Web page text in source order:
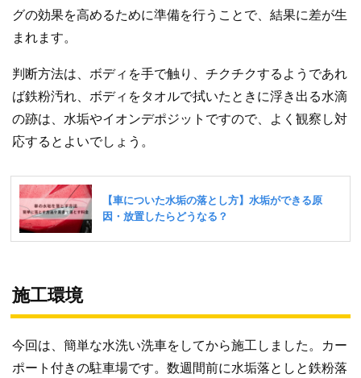
グの効果を高めるために準備を行うことで、結果に差が生
まれます。
判断方法は、ボディを手で触り、チクチクするようであれ
ば鉄粉汚れ、ボディをタオルで拭いたときに浮き出る水滴
の跡は、水垢やイオンデポジットですので、よく観察し対
応するとよいでしょう。
施工環境
今回は、簡単な水洗い洗車をしてから施工しました。カー
ポート付きの駐車場です。数週間前に水垢落としと鉄粉落